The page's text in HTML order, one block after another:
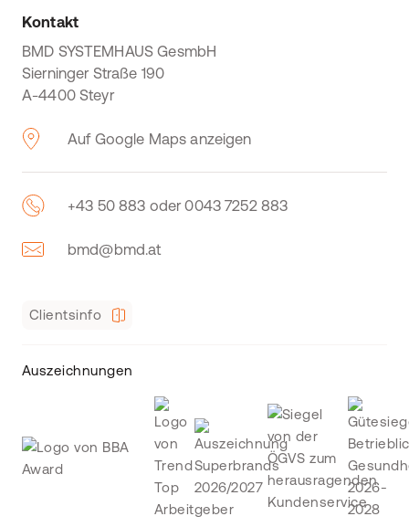
Kontakt
BMD SYSTEMHAUS GesmbH
Sierninger Straße 190
A-4400 Steyr
Auf Google Maps anzeigen
+43 50 883 oder 0043 7252 883
bmd@bmd.at
Clientsinfo
Auszeichnungen